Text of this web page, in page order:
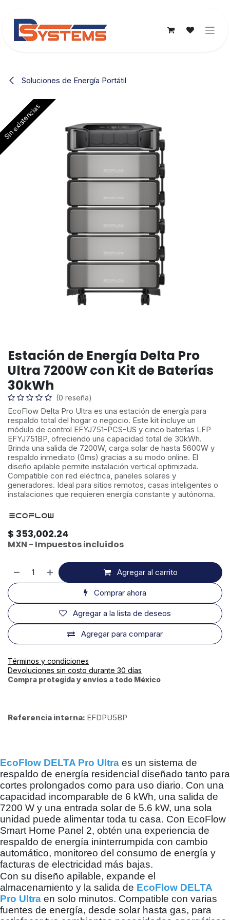
Soluciones de Energía Portátil
Sin existencias
Estación de Energía Delta Pro
Ultra 7200W con Kit de Baterías
30kWh
(0 reseña)
EcoFlow Delta Pro Ultra es una estación de energía para
respaldo total del hogar o negocio. Este kit incluye un
módulo de control EFYJ751-PCS-US y cinco baterías LFP
EFYJ751BP, ofreciendo una capacidad total de 30kWh.
Brinda una salida de 7200W, carga solar de hasta 5600W y
respaldo inmediato (0ms) gracias a su modo online. El
diseño apilable permite instalación vertical optimizada.
Compatible con red eléctrica, paneles solares y
generadores. Ideal para sitios remotos, casas inteligentes o
instalaciones que requieren energía constante y autónoma.
$ 353,002.24
MXN - Impuestos incluidos
Agregar al carrito
Comprar ahora
Agregar para comparar
Agregar a la lista de deseos
Términos y condiciones
Devoluciones sin costo durante 30 días
Compra protegida y envíos a todo México
Referencia interna: EFDPU5BP
EcoFlow DELTA Pro Ultra es un sistema de
respaldo de energía residencial diseñado tanto para
cortes prolongados como para uso diario. Con una
capacidad incomparable de 6 kWh, una salida de
7200 W y una entrada solar de 5.6 kW, una sola
unidad puede alimentar toda tu casa. Con EcoFlow
Smart Home Panel 2, obtén una experiencia de
respaldo de energía ininterrumpida con cambio
automático, monitoreo del consumo de energía y
facturas de electricidad más bajas.
Con su diseño apilable, expande el
almacenamiento y la salida de EcoFlow DELTA
Pro Ultra en solo minutos. Compatible con varias
fuentes de energía, desde solar hasta gas, para